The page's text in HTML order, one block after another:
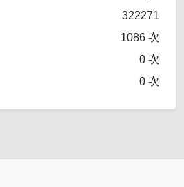
322271
1086 次
0 次
0 次